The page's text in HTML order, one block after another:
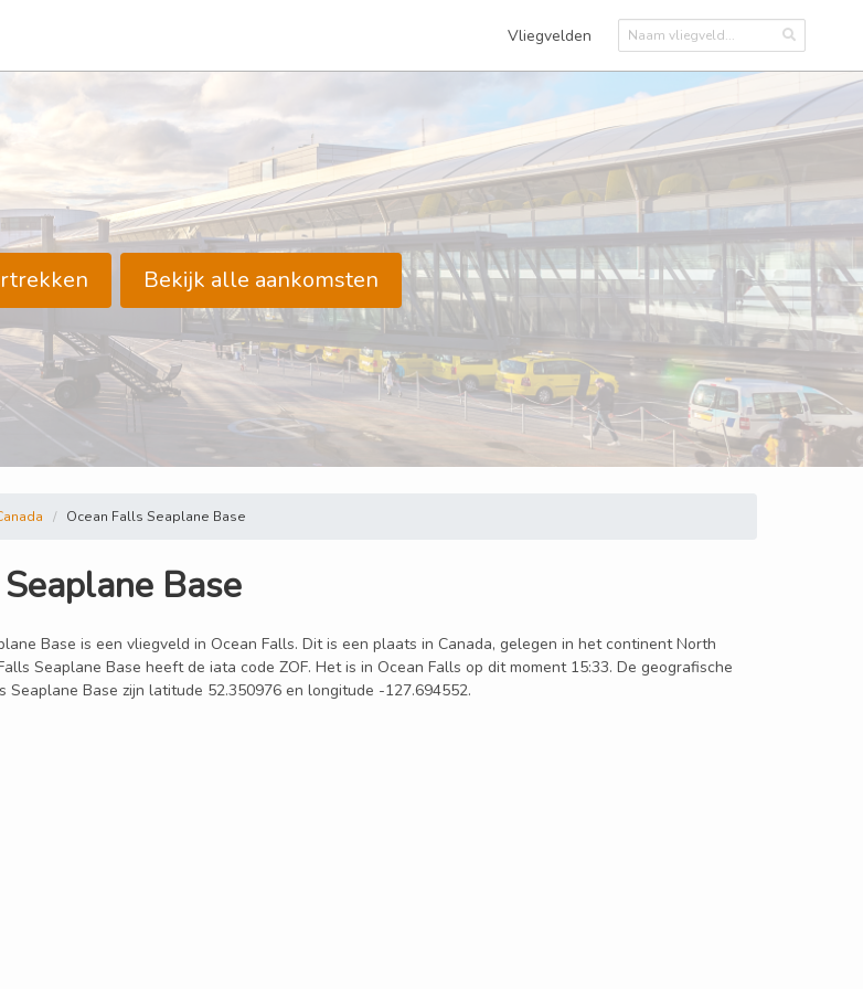
Vliegvelden
Bekijk alle aankomsten
Ocean Falls Seaplane Base
Base
Base is een vliegveld in Ocean Falls. Dit is een plaats in Canada, gelegen in het continent North
Seaplane Base heeft de iata code ZOF. Het is in Ocean Falls op dit moment 15:33. De geografische
Seaplane Base zijn latitude 52.350976 en longitude -127.694552.